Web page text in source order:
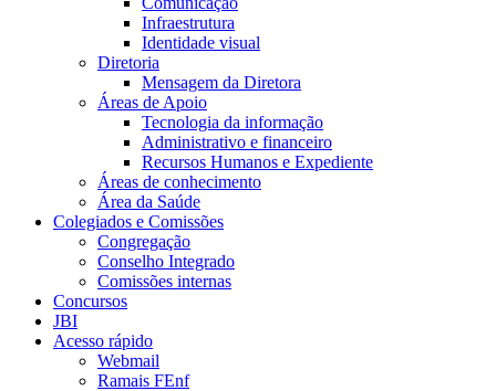
Infraestrutura
Identidade visual
Diretoria
Mensagem da Diretora
Áreas de Apoio
Tecnologia da informação
Administrativo e financeiro
Recursos Humanos e Expediente
Áreas de conhecimento
Área da Saúde
Colegiados e Comissões
Congregação
Conselho Integrado
Comissões internas
Concursos
JBI
Acesso rápido
Webmail
Ramais FEnf